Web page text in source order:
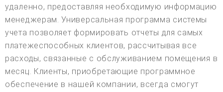
удаленно, предоставляя необходимую информацию
менеджерам. Универсальная программа системы
учета позволяет формировать отчеты для самых
платежеспособных клиентов, рассчитывая все
расходы, связанные с обслуживанием помещения в
месяц. Клиенты, приобретающие программное
обеспечение в нашей компании, всегда смогут